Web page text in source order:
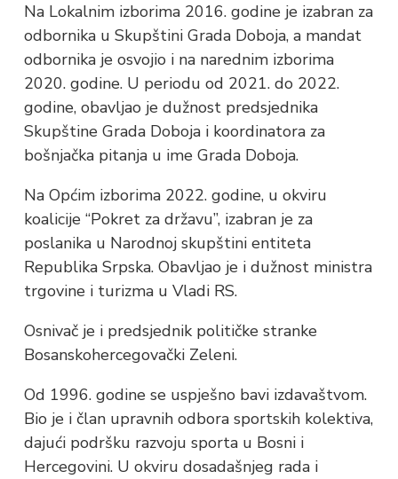
Na Lokalnim izborima 2016. godine je izabran za
odbornika u Skupštini Grada Doboja, a mandat
odbornika je osvojio i na narednim izborima
2020. godine. U periodu od 2021. do 2022.
godine, obavljao je dužnost predsjednika
Skupštine Grada Doboja i koordinatora za
bošnjačka pitanja u ime Grada Doboja.
Na Općim izborima 2022. godine, u okviru
koalicije “Pokret za državu”, izabran je za
poslanika u Narodnoj skupštini entiteta
Republika Srpska. Obavljao je i dužnost ministra
trgovine i turizma u Vladi RS.
Osnivač je i predsjednik političke stranke
Bosanskohercegovački Zeleni.
Od 1996. godine se uspješno bavi izdavaštvom.
Bio je i član upravnih odbora sportskih kolektiva,
dajući podršku razvoju sporta u Bosni i
Hercegovini. U okviru dosadašnjeg rada i